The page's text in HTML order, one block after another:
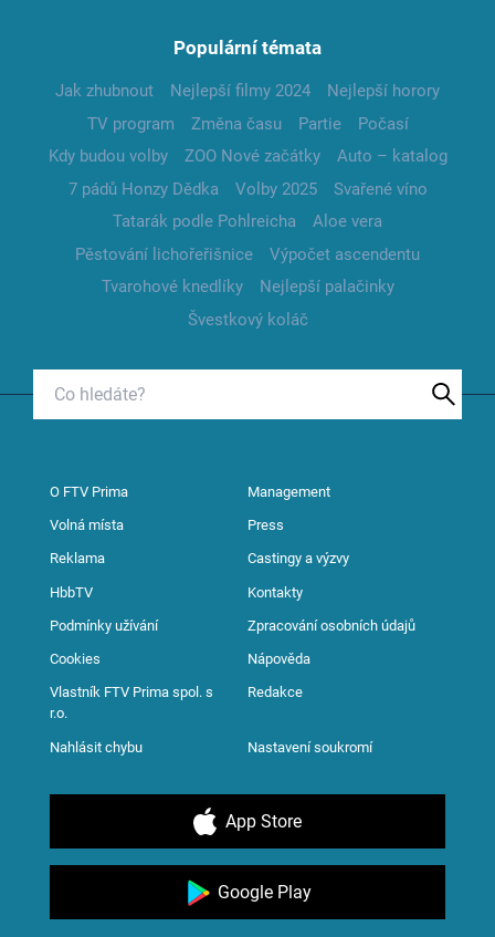
Populární témata
Jak zhubnout Nejlepší filmy 2024
Nejlepší horory
TV program
Změna času Partie
Počasí
Kdy budou volby
ZOO Nové začátky
Auto – katalog
7 pádů Honzy Dědka
Volby 2025
Svařené víno
Tatarák podle Pohlreicha
Aloe vera
Pěstování lichořeřišnice
Výpočet ascendentu
Tvarohové knedlíky
Nejlepší palačinky
Švestkový koláč
O FTV Prima Management
Volná místa Press
Reklama Castingy a výzvy
HbbTV Kontakty
Podmínky užívání Zpracování osobních údajů
Cookies Nápověda
Vlastník FTV Prima spol. s
r.o.
Redakce
Nahlásit chybu Nastavení soukromí
App Store
Google Play